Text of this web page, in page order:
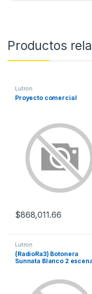
Productos
Lutron
Proyecto comercial
$868,011.66
Lutron
(RadioRa3) Botonera
Sunnata Blanco 2